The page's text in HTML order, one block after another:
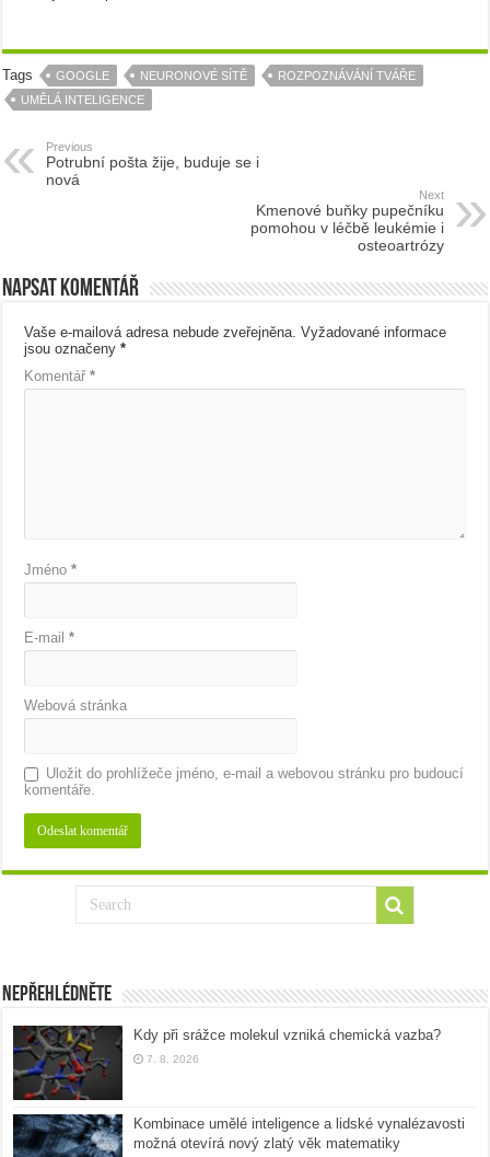
Tags GOOGLE NEURONOVÉ SÍTĚ
ROZPOZNÁVÁNÍ TVÁŘE
UMĚLÁ INTELIGENCE
Previous
Potrubní pošta žije, buduje se i
nová
Next
Kmenové buňky pupečníku
pomohou v léčbě leukémie i
osteoartrózy
Napsat komentář
Vaše e-mailová adresa nebude zveřejněna. Vyžadované informace
jsou označeny*
Komentář*
Jméno*
E-mail*
Webová stránka
Uložit do prohlížeče jméno, e-mail a webovou stránku pro budoucí
komentáře.
Nepřehlédněte
Kdy při srážce molekul vzniká chemická vazba?
7. 8. 2026
Kombinace umělé inteligence a lidské vynalézavosti
možná otevírá nový zlatý věk matematiky